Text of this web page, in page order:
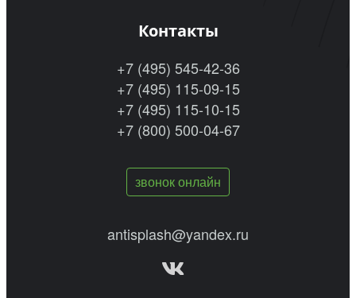
Контакты
+7 (495) 545-42-36
+7 (495) 115-09-15
+7 (495) 115-10-15
+7 (800) 500-04-67
звонок онлайн
antisplash@yandex.ru